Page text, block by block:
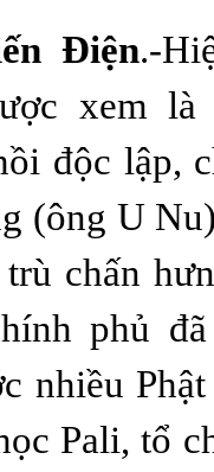
Ðiện.-
xem là
độc lập,
(ông U
chấn
phủ
nhiều
Pali, tổ